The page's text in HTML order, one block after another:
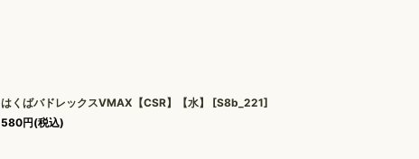
はくばバドレックスVMAX【CSR】【水】 [S8b_221]
580円(税込)